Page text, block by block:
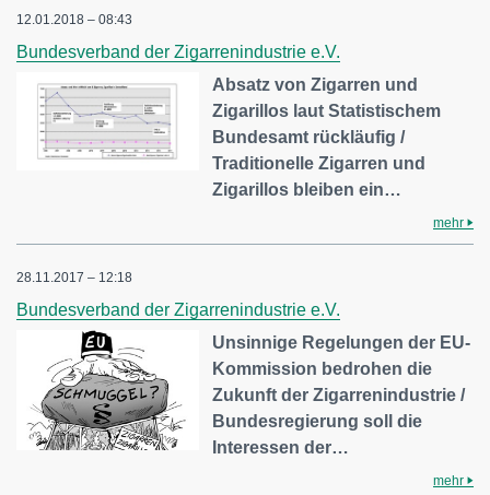
12.01.2018 – 08:43
Bundesverband der Zigarrenindustrie e.V.
Absatz von Zigarren und
Zigarillos laut Statistischem
Bundesamt rückläufig /
Traditionelle Zigarren und
Zigarillos bleiben ein…
mehr
28.11.2017 – 12:18
Bundesverband der Zigarrenindustrie e.V.
Unsinnige Regelungen der EU-
Kommission bedrohen die
Zukunft der Zigarrenindustrie /
Bundesregierung soll die
Interessen der…
mehr